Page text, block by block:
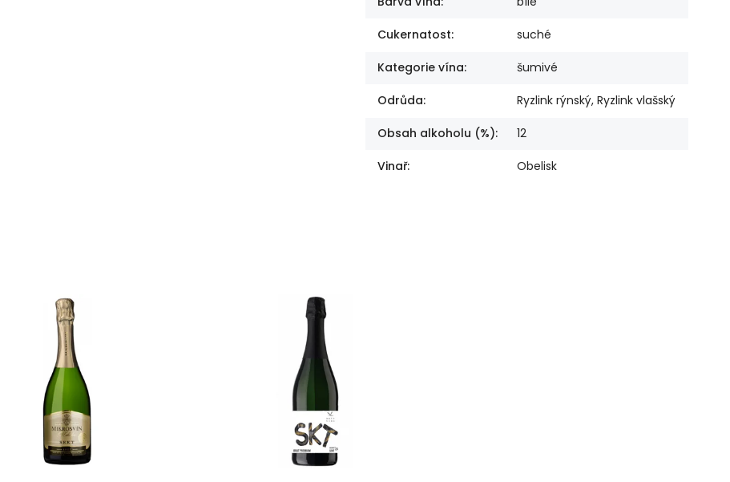
Cukernatost: suché
Kategorie vína: šumivé
Odrůda: Ryzlink rýnský, Ryzlink vlašský
Obsah alkoholu (%): 12
Vinař: Obelisk